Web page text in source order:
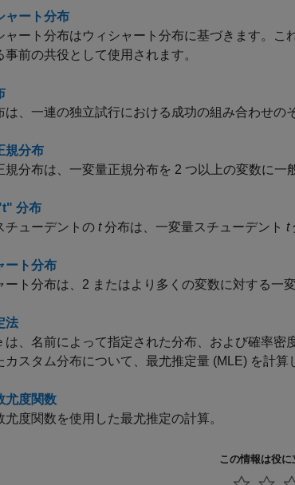
ャート分布
ャート分布はウィシャート分布に基づきます。こ
事前の共役として使用されます。
は、一連の独立試行における成功の組み合わせの
規分布
規分布は、一変量正規分布を 2 つ以上の変数に一
分布
チューデントの t分布は、一変量スチューデント t
ート分布
ート分布は、2 またはより多くの変数に対する一
法
は、名前によって指定された分布、および確率密
カスタム分布について、最尤推定量 (MLE) を計算
尤度関数
尤度関数を使用した最尤推定の計算。
この情報は役に